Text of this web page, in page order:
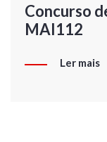
Concurso
MAI112
Ler mais